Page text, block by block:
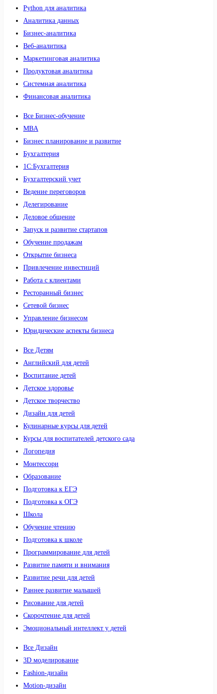
Python для аналитика
Аналитика данных
Бизнес-аналитика
Веб-аналитика
Маркетинговая аналитика
Продуктовая аналитика
Системная аналитика
Финансовая аналитика
Все Бизнес-обучение
MBA
Бизнес планирование и развитие
Бухгалтерия
1C:Бухгалтерия
Бухгалтерский учет
Ведение переговоров
Делегирование
Деловое общение
Запуск и развитие стартапов
Обучение продажам
Открытие бизнеса
Привлечение инвестиций
Работа с клиентами
Ресторанный бизнес
Сетевой бизнес
Управление бизнесом
Юридические аспекты бизнеса
Все Детям
Английский для детей
Воспитание детей
Детское здоровье
Детское творчество
Дизайн для детей
Кулинарные курсы для детей
Курсы для воспитателей детского сада
Логопедия
Монтессори
Образование
Подготовка к ЕГЭ
Подготовка к ОГЭ
Школа
Обучение чтению
Подготовка к школе
Программирование для детей
Развитие памяти и внимания
Развитие речи для детей
Раннее развитие малышей
Рисование для детей
Скорочтение для детей
Эмоциональный интеллект у детей
Все Дизайн
3D моделирование
Fashion-дизайн
Motion-дизайн